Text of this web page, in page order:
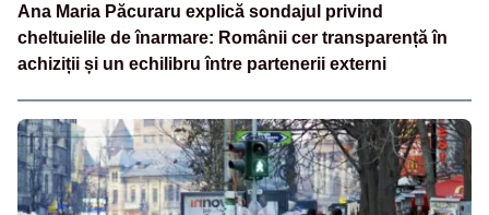
Ana Maria Păcuraru explică sondajul privind
cheltuielile de înarmare: Românii cer transparență în
achiziții și un echilibru între partenerii externi